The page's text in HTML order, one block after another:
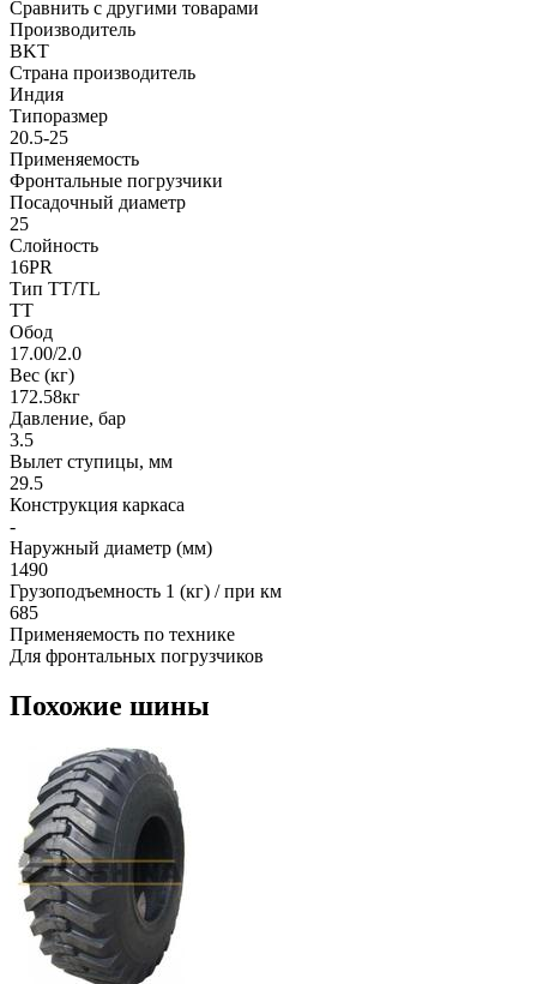
Сравнить с другими товарами
Производитель
BKT
Страна производитель
Индия
Типоразмер
20.5-25
Применяемость
Фронтальные погрузчики
Посадочный диаметр
25
Слойность
16PR
Тип TT/TL
TT
Обод
17.00/2.0
Вес (кг)
172.58кг
Давление, бар
3.5
Вылет ступицы, мм
29.5
Конструкция каркаса
-
Наружный диаметр (мм)
1490
Грузоподъемность 1 (кг) / при км
685
Применяемость по технике
Для фронтальных погрузчиков
Похожие шины